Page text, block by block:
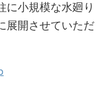
に小規模な水廻り
展開させていただ